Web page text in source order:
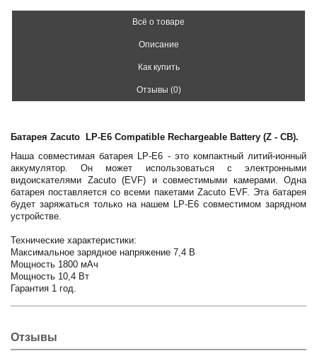
Всё о товаре
Описание
Как купить
Отзывы (0)
Батарея Zacuto LP-E6 Compatible Rechargeable Battery (Z - CB).
Наша совместимая батарея LP-E6 - это компактный литий-ионный
аккумулятор.
Он может использоваться с электронными
видоискателями Zacuto (EVF) и совместимыми камерами. Одна
батарея поставляется со всеми пакетами Zacuto EVF. Эта батарея
будет заряжаться только на нашем LP-E6 совместимом зарядном
устройстве.
Технические характеристики:
Максимальное зарядное напряжение 7,4 В
Мощность 1800 мАч
Мощность 10,4 Вт
Гарантия 1 год.
Отзывы